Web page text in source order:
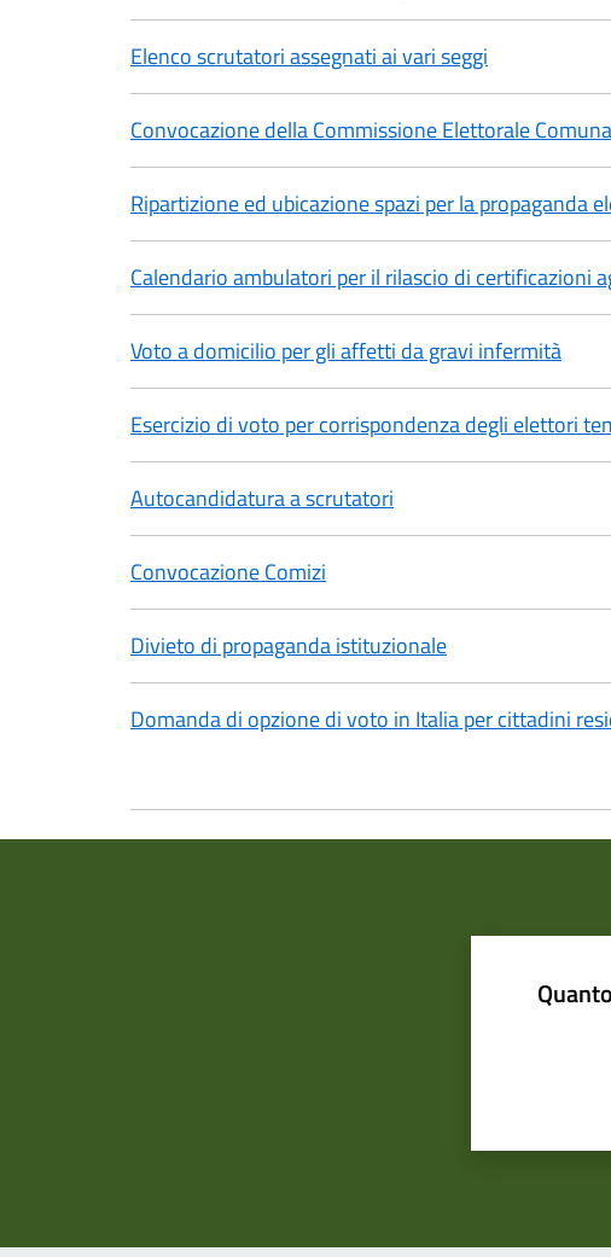
Elenco scrutatori assegnati ai vari seggi
Convocazione della Commissione Elettorale
Ripartizione ed ubicazione spazi per la propaganda
Calendario ambulatori per il rilascio di certificazioni
Voto a domicilio per gli affetti da gravi infermità
Esercizio di voto per corrispondenza degli elettori
Autocandidatura a scrutatori
Convocazione Comizi
Divieto di propaganda istituzionale
Domanda di opzione di voto in Italia per cittadini